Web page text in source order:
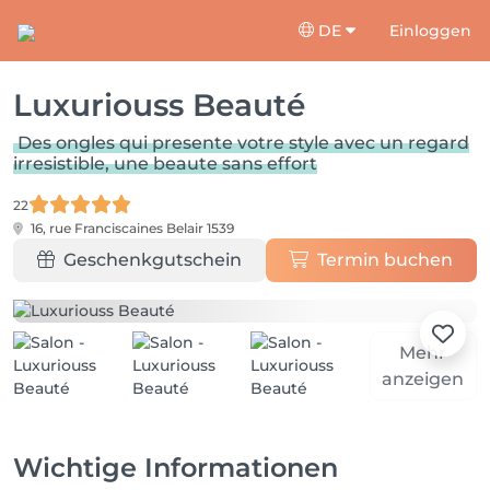
DE Einloggen
Luxuriouss Beauté
Des ongles qui presente votre style avec un regard
irresistible, une beaute sans effort
22
16, rue Franciscaines Belair 1539
Geschenkgutschein Termin buchen
Mehr
anzeigen
Wichtige Informationen